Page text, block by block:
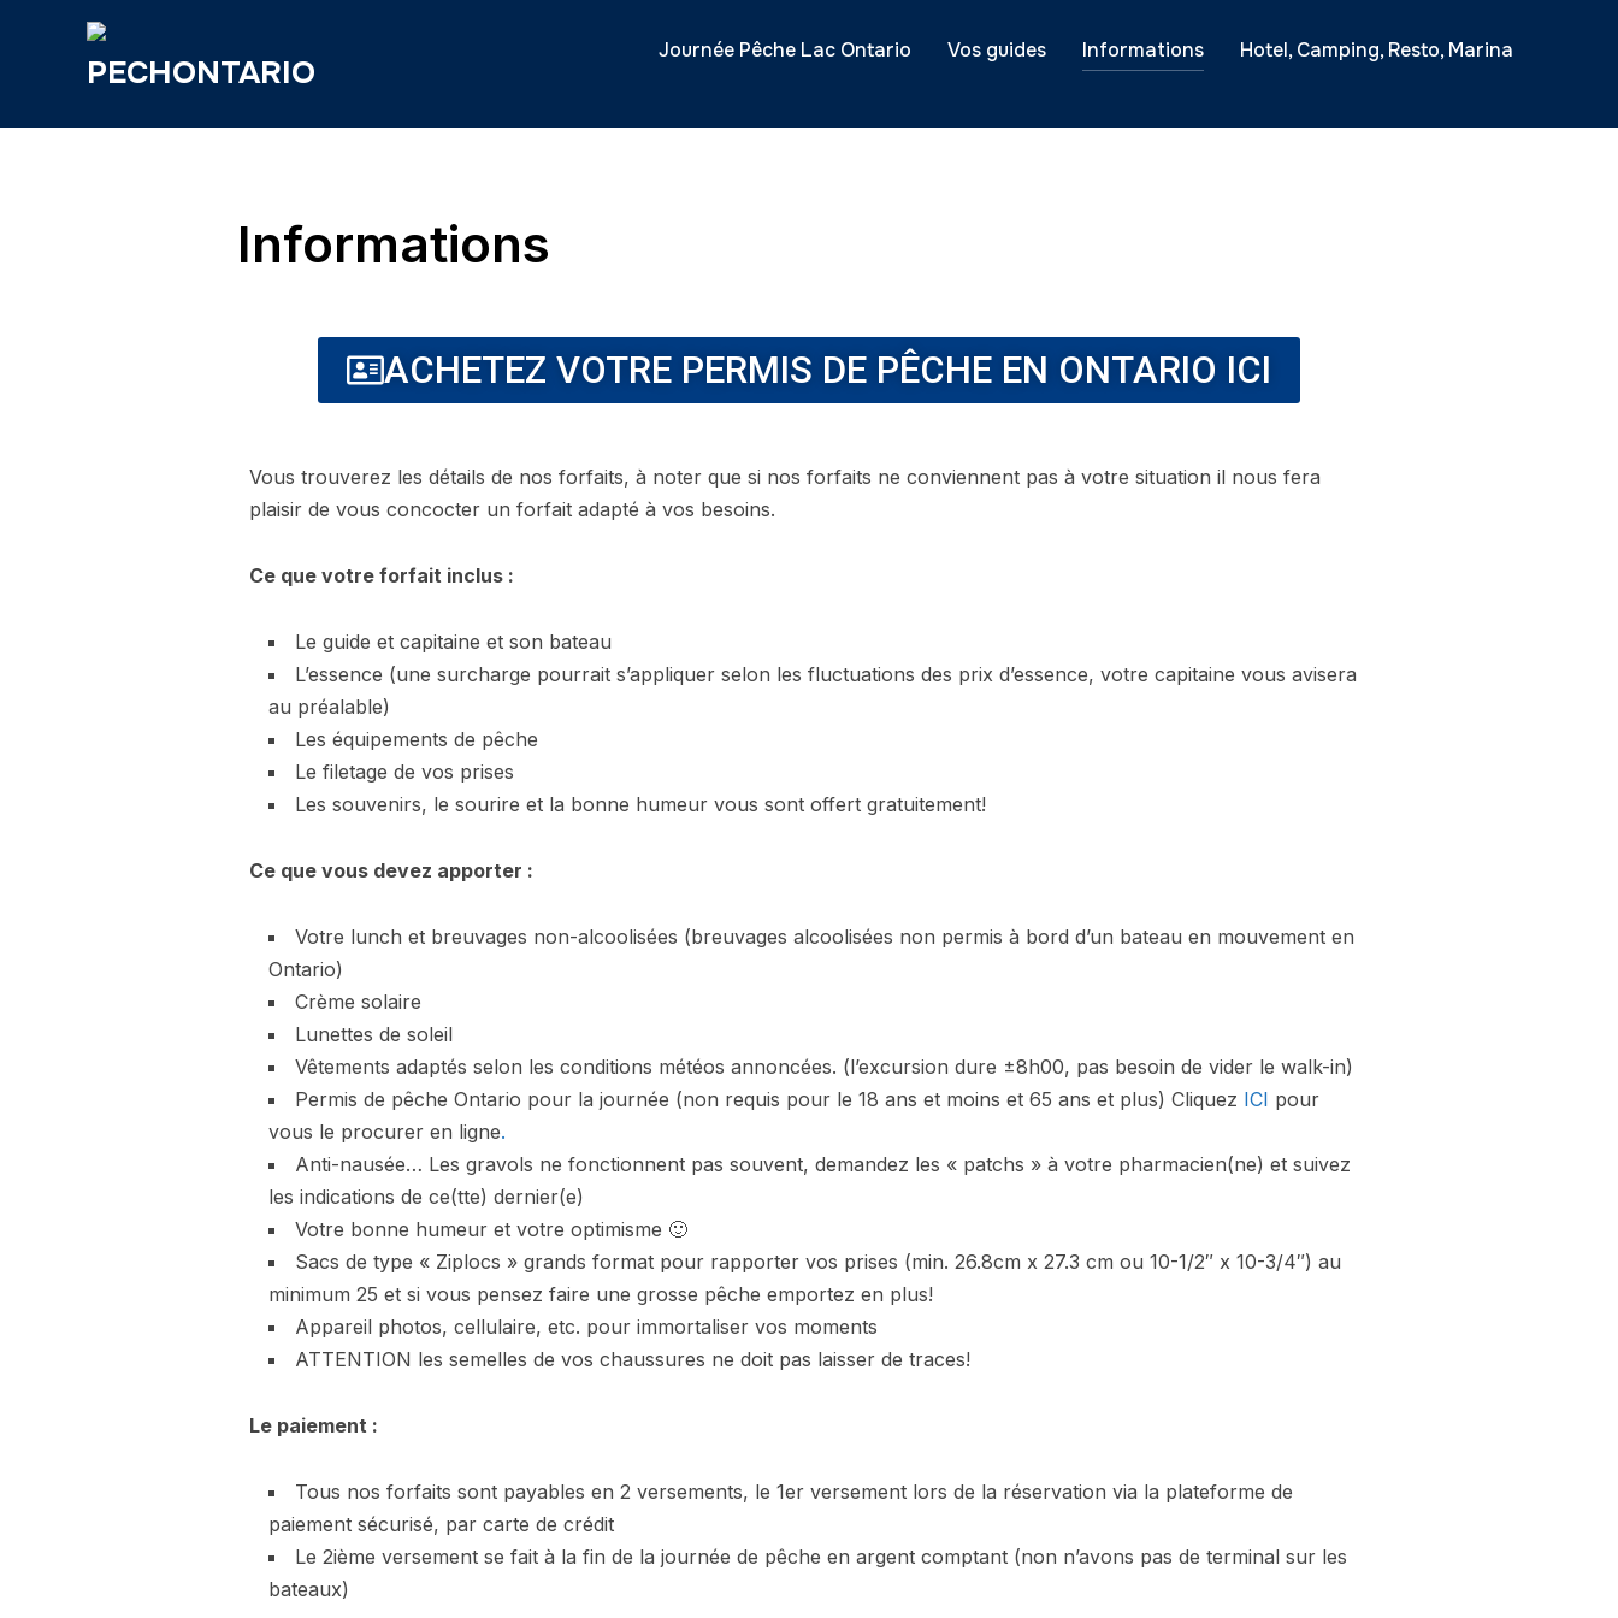
Journée Pêche Lac Ontario Vos guides Informations Hotel, Camping, Resto, Marina
Informations
ACHETEZ VOTRE PERMIS DE PÊCHE EN ONTARIO ICI
Vous trouverez les détails de nos forfaits, à noter que si nos forfaits ne conviennent pas à votre situation il nous fera
plaisir de vous concocter un forfait adapté à vos besoins.
Ce que votre forfait inclus :
Le guide et capitaine et son bateau
L’essence (une surcharge pourrait s’appliquer selon les fluctuations des prix d’essence, votre capitaine vous avisera
au préalable)
Les équipements de pêche
Le filetage de vos prises
Les souvenirs, le sourire et la bonne humeur vous sont offert gratuitement!
Ce que vous devez apporter :
Votre lunch et breuvages non-alcoolisées (breuvages alcoolisées non permis à bord d’un bateau en mouvement en
Ontario)
Crème solaire
Lunettes de soleil
Vêtements adaptés selon les conditions météos annoncées. (l’excursion dure ±8h00, pas besoin de vider le walk-in)
Permis de pêche Ontario pour la journée (non requis pour le 18 ans et moins et 65 ans et plus) Cliquez ICI pour
vous le procurer en ligne.
Anti-nausée… Les gravols ne fonctionnent pas souvent, demandez les « patchs » à votre pharmacien(ne) et suivez
les indications de ce(tte) dernier(e)
Votre bonne humeur et votre optimisme 🙂
Sacs de type « Ziplocs » grands format pour rapporter vos prises (min. 26.8cm x 27.3 cm ou 10-1/2″ x 10-3/4″) au
minimum 25 et si vous pensez faire une grosse pêche emportez en plus!
Appareil photos, cellulaire, etc. pour immortaliser vos moments
ATTENTION les semelles de vos chaussures ne doit pas laisser de traces!
Le paiement :
Tous nos forfaits sont payables en 2 versements, le 1er versement lors de la réservation via la plateforme de
paiement sécurisé, par carte de crédit
Le 2ième versement se fait à la fin de la journée de pêche en argent comptant (non n’avons pas de terminal sur les
bateaux)